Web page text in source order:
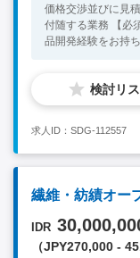
価格交渉並びに見
付随する業務 【必須スキル】 ◆家具もしくはファニッシング商
品開発経験をお持
験をお持ちの方 ◆
検討リ
求人ID：SDG-112557
繊維・紡績オー
IDR
（JPY270,000 -